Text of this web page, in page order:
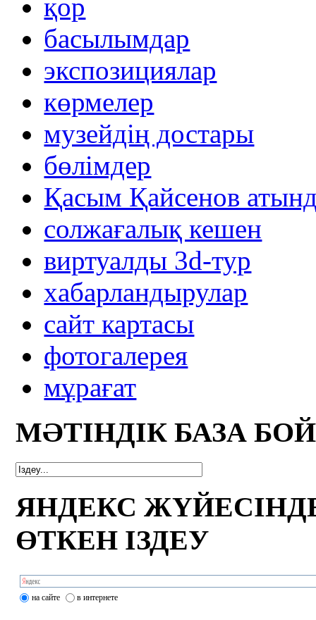
қор
басылымдар
экспозициялар
көрмелер
музейдің достары
бөлімдер
Қасым Қайсенов
солжағалық кешен
виртуалды 3d-тур
xабарландырулар
сайт картасы
фотогалерея
мұрағат
МӘТІНДІК БАЗА
ЯНДЕКС
ӨТКЕН ІЗДЕУ
на сайте в интернете